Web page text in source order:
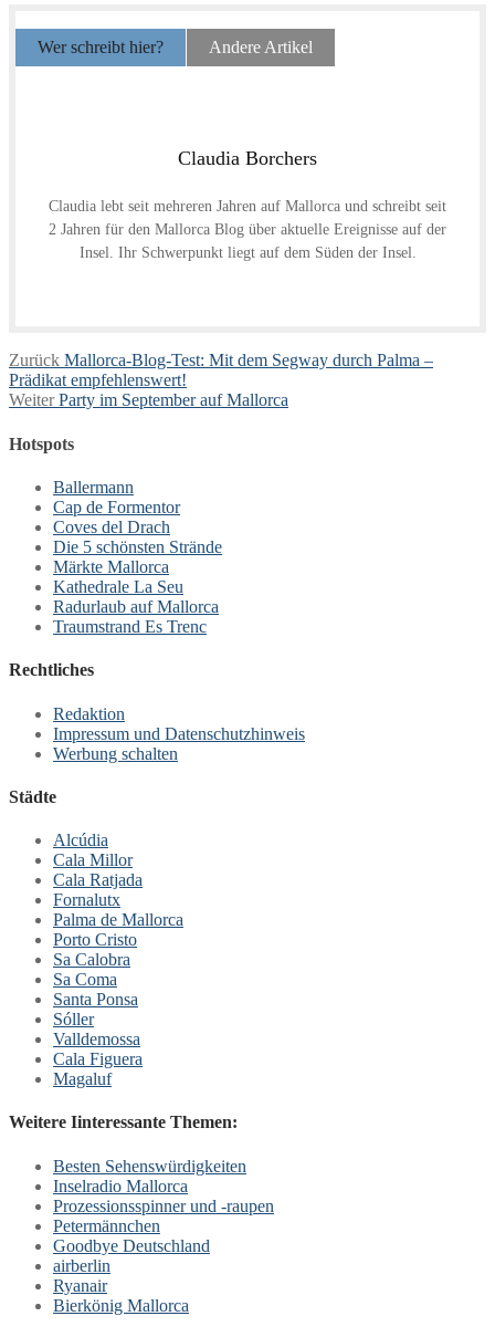
Wer schreibt hier? Andere Artikel
Claudia Borchers
Claudia lebt seit mehreren Jahren auf Mallorca und schreibt seit
2 Jahren für den Mallorca Blog über aktuelle Ereignisse auf der
Insel. Ihr Schwerpunkt liegt auf dem Süden der Insel.
Beitragsnavigation
Zurück Vorheriger
Beitrag:
Mallorca-Blog-Test: Mit dem Segway durch Palma –
Prädikat empfehlenswert!
Weiter Nächster
Party im September auf Mallorca
Hotspots
Ballermann
Cap de Formentor
Coves del Drach
Die 5 schönsten Strände
Märkte Mallorca
Kathedrale La Seu
Radurlaub auf Mallorca
Traumstrand Es Trenc
Rechtliches
Redaktion
Impressum und Datenschutzhinweis
Werbung schalten
Städte
Alcúdia
Cala Millor
Cala Ratjada
Fornalutx
Palma de Mallorca
Porto Cristo
Sa Calobra
Sa Coma
Santa Ponsa
Sóller
Valldemossa
Cala Figuera
Magaluf
Weitere Iinteressante Themen:
Besten Sehenswürdigkeiten
Inselradio Mallorca
Prozessionsspinner und -raupen
Petermännchen
Goodbye Deutschland
airberlin
Ryanair
Bierkönig Mallorca